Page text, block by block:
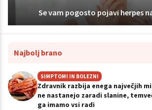
Se vam pogosto pojavi herpes
Najbolj brano
SIMPTOMI IN BOLEZNI
Zdravnik razbija enega največjih
ne nastanejo zaradi slanine,
ga imamo vsi radi